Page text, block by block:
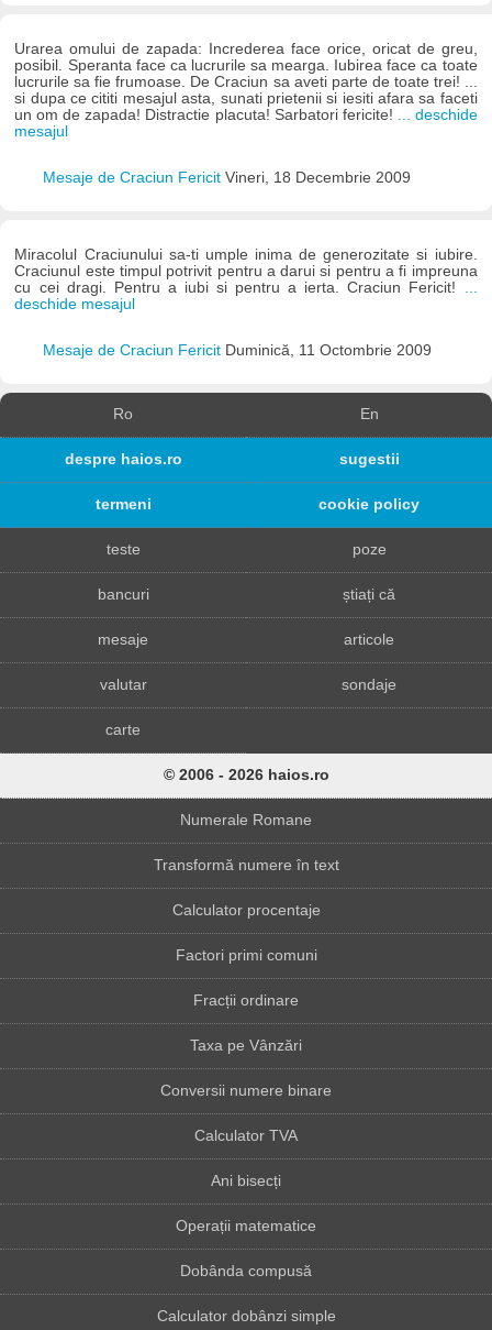
Urarea omului de zapada: Increderea face orice, oricat de greu,
posibil. Speranta face ca lucrurile sa mearga. Iubirea face ca toate
lucrurile sa fie frumoase. De Craciun sa aveti parte de toate trei! ...
si dupa ce cititi mesajul asta, sunati prietenii si iesiti afara sa faceti
un om de zapada! Distractie placuta! Sarbatori fericite! ... deschide
mesajul
Mesaje de Craciun Fericit Vineri, 18 Decembrie 2009
Miracolul Craciunului sa-ti umple inima de generozitate si iubire.
Craciunul este timpul potrivit pentru a darui si pentru a fi impreuna
cu cei dragi. Pentru a iubi si pentru a ierta. Craciun Fericit!
deschide mesajul
Mesaje de Craciun Fericit Duminică, 11 Octombrie 2009
Ro En
despre haios.ro sugestii
termeni cookie policy
teste poze
bancuri știați că
mesaje articole
valutar sondaje
carte
© 2006 - 2026 haios.ro
Numerale Romane
Transformă numere în text
Calculator procentaje
Factori primi comuni
Fracții ordinare
Taxa pe Vânzări
Conversii numere binare
Calculator TVA
Ani bisecți
Operații matematice
Dobânda compusă
Calculator dobânzi simple